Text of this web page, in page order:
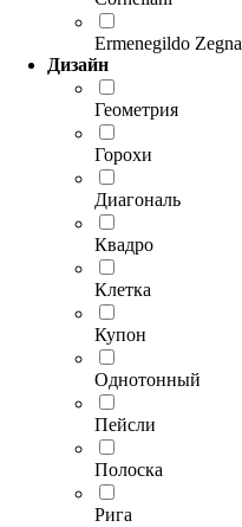
Ermenegildo Zegna
Дизайн
Геометрия
Горохи
Диагональ
Квадро
Клетка
Купон
Однотонный
Пейсли
Полоска
Рига